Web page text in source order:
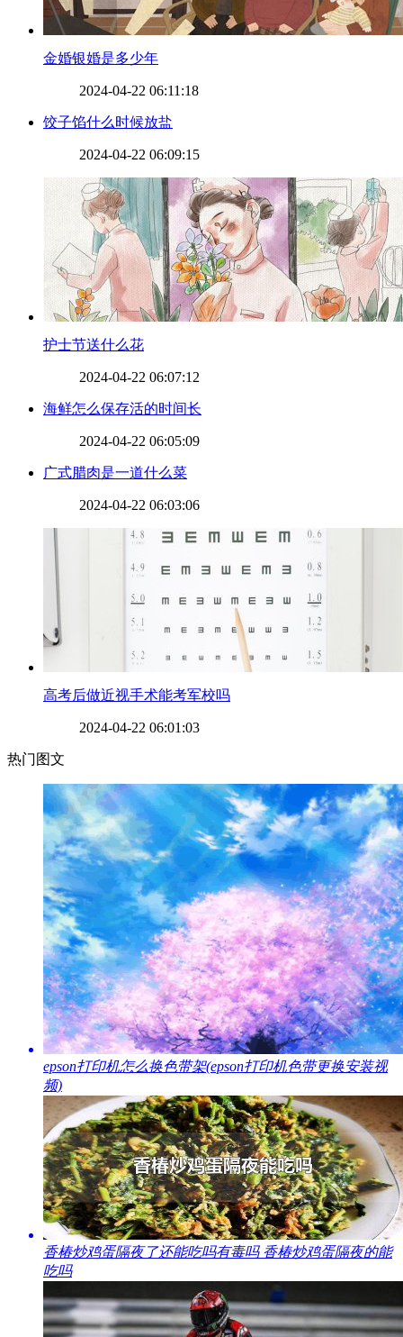
​金婚银婚是多少年
2024-04-22 06:11:18
​饺子馅什么时候放盐
2024-04-22 06:09:15
​护士节送什么花
2024-04-22 06:07:12
​海鲜怎么保存活的时间长
2024-04-22 06:05:09
​广式腊肉是一道什么菜
2024-04-22 06:03:06
​高考后做近视手术能考军校吗
2024-04-22 06:01:03
热门图文
​epson打印机怎么换色带架(epson打印机色带更换安装视
频)
​香椿炒鸡蛋隔夜了还能吃吗有毒吗 香椿炒鸡蛋隔夜的能
吃吗